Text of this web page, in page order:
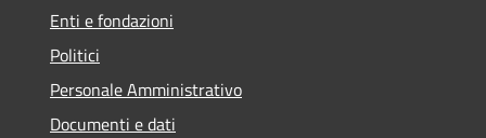
Enti e fondazioni
Politici
Personale Amministrativo
Documenti e dati